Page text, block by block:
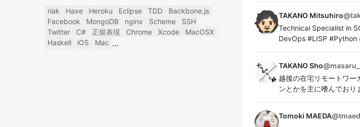
riak Haxe Heroku Eclipse TDD
Backbone.js
Facebook
MongoDB nginx Scheme
SSH
Twitter
C# 正規表現 Chrome Xcode
MacOSX
Haskell
iOS Mac
TAKANO Mitsuhiro@
Technical Specialist in
DevOps #LISP
TAKANO Sho@
越後の在宅リモートワ
ンとかを主に嗜んでおり
Tomoki MAEDA@